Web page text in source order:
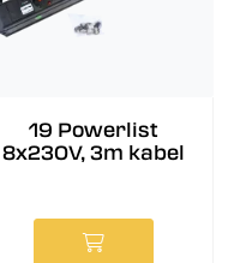
19 Powerlist
8x230V, 3m kabel